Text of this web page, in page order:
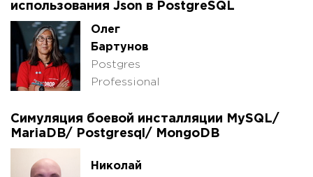
использования Json в PostgreSQL
Олег
Бартунов
Postgres
Professional
Симуляция боевой инсталляции MySQL/
MariaDB/ Postgresql/ MongoDB
Николай